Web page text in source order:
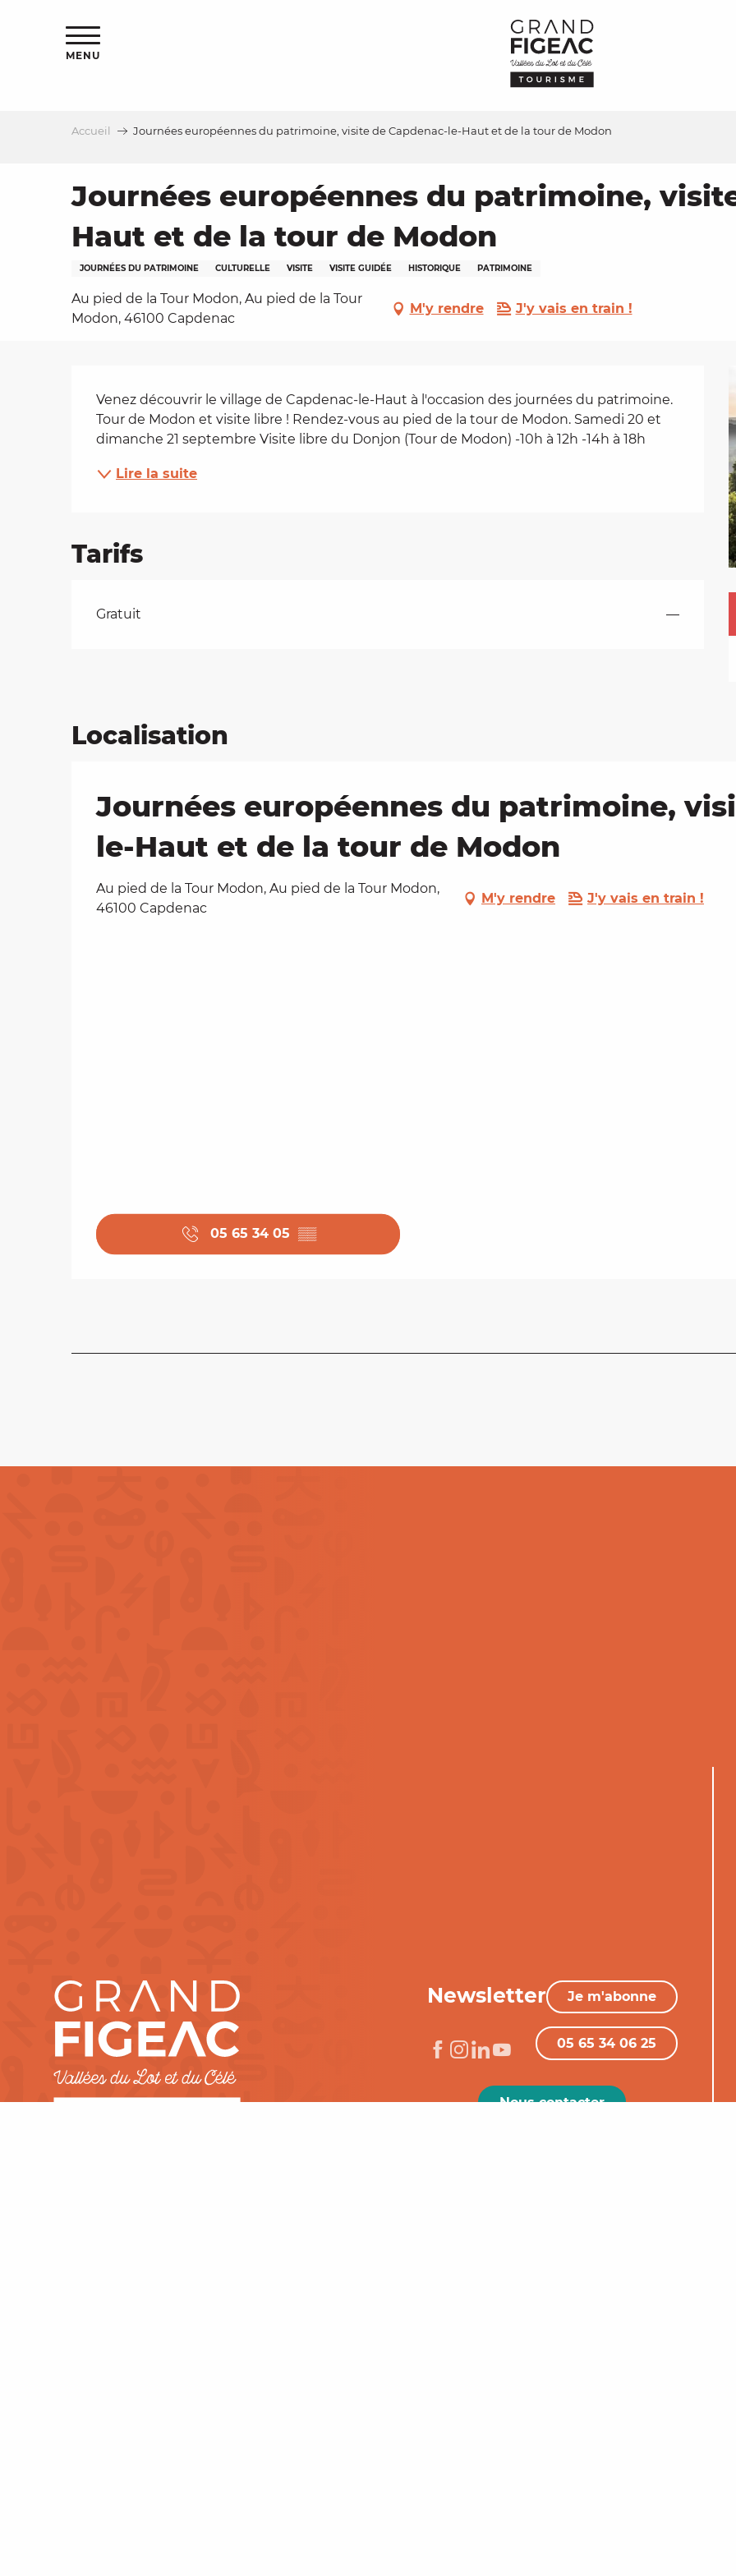
MENU
Accueil Journées européennes du patrimoine, visite de Capdenac-le-Haut et de la tour de Modon
Journées européennes du patrimoine,
Haut et de la tour de Modon
JOURNÉES DU PATRIMOINE CULTURELLE VISITE VISITE GUIDÉE HISTORIQUE PATRIMOINE
Au pied de la Tour Modon, Au pied de la Tour
Modon, 46100 Capdenac
M'y rendre J'y vais en train !
Description
Venez découvrir le village de Capdenac-le-Haut à l'occasion des journées du patrimoine.
Tour de Modon et visite libre ! Rendez-vous au pied de la tour de Modon. Samedi 20 et
dimanche 21 septembre Visite libre du Donjon (Tour de Modon) -10h à 12h -14h à 18h
Lire la suite
Tarifs
Tarifs 2026
Gratuit —
Localisation
Journées européennes du patrimoine,
le-Haut et de la tour de Modon
Au pied de la Tour Modon, Au pied de la Tour Modon,
46100 Capdenac
M'y rendre J'y vais en train !
05 65 34 05 ▒▒
Newsletter Je m'abonne
05 65 34 06 25
Nous contacter